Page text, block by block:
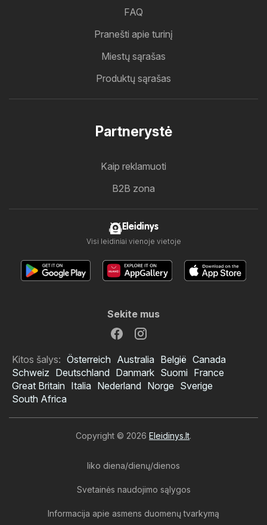
FAQ
Pranešti apie turinį
Miestų sąrašas
Produktų sąrašas
Partnerystė
Kaip reklamuoti
B2B zona
Eleidinys
Visi leidiniai vienoje vietoje
Sekite mus
Kitos šalys: Österreich Australia België Canada
Schweiz Deutschland Danmark Suomi France
Great Britain Italia Nederland Norge Sverige
South Africa
Copyright © 2026 Eleidinys.lt.
liko diena/dienų/dienos
Svetainės naudojimo sąlygos
Informacija apie asmens duomenų tvarkymą